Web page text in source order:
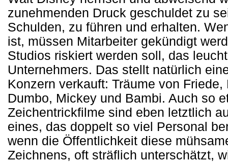
zunehmenden Druck geschuldet zu
Schulden, zu führen und erhalten.
ist, müssen Mitarbeiter gekündigt
Studios riskiert werden soll, das
Unternehmers. Das stellt natürlich
Konzern verkauft: Träume von
Dumbo, Mickey und Bambi. Auch so
Zeichentrickfilme sind eben letztlich
eines, das doppelt so viel Personal
wenn die Öffentlichkeit diese
Zeichnens, oft sträflich unterschätzt,